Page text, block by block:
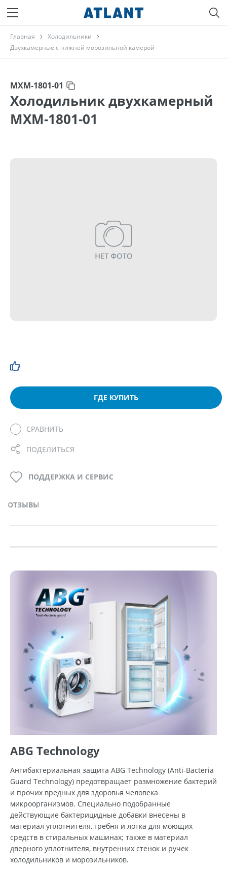
Главная
Холодильники
Двухкамерные с нижней морозильной камерой
МХМ-1801-01
Холодильник двухкамерный
МХМ-1801-01
ГДЕ КУПИТЬ
СРАВНИТЬ
ПОДЕЛИТЬСЯ
ОТЗЫВЫ
ПОДДЕРЖКА И СЕРВИС
ABG Technology
Антибактериальная защита ABG Technology (Anti-Bacteria
Guard Technology) предотвращает размножение бактерий
и прочих вредных для здоровья человека
микроорганизмов. Специально подобранные
действующие бактерицидные добавки внесены в
материал уплотнителя, гребня и лотка для моющих
средств в стиральных машинах; также в материал
дверного уплотнителя, внутренних стенок и ручек
холодильников и морозильников.